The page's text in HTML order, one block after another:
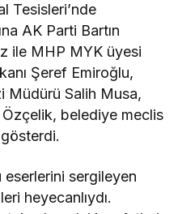
Tesisleri’nde
AK Parti Bartın
ile MHP MYK üyesi
Şeref Emiroğlu,
Müdürü Salih Musa,
belediye meclis
sergileyen
heyecanlıydı.